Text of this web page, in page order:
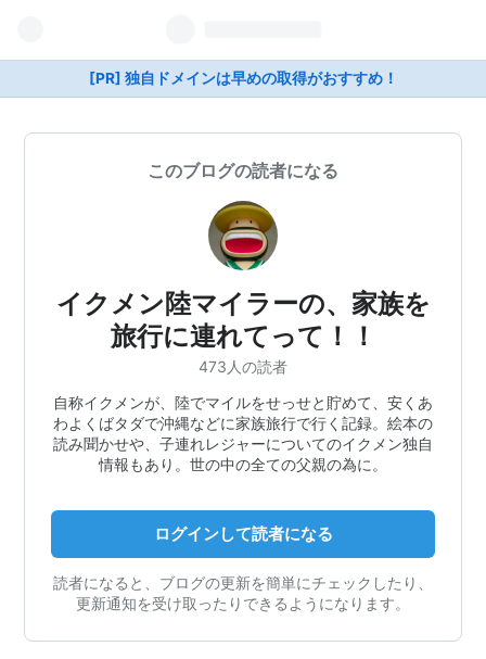
[PR] 独自ドメインは早めの取得がおすすめ！
このブログの読者になる
イクメン陸マイラーの、家族を
旅行に連れてって！！
473人の読者
自称イクメンが、陸でマイルをせっせと貯めて、安くあ
わよくばタダで沖縄などに家族旅行で行く記録。絵本の
読み聞かせや、子連れレジャーについてのイクメン独自
情報もあり。世の中の全ての父親の為に。
ログインして読者になる
読者になると、ブログの更新を簡単にチェックしたり、
更新通知を受け取ったりできるようになります。